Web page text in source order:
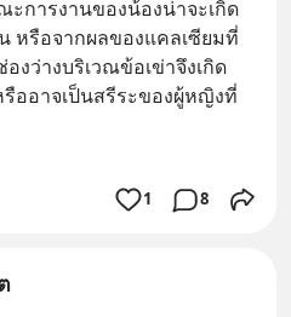
การงานของน้องน่าจะเกิด
หรือจากผลของแคลเซียมที่
งว่างบริเวณข้อเข่าจึงเกิด
ออาจเป็นสรีระของผู้หญิงที่
1 8